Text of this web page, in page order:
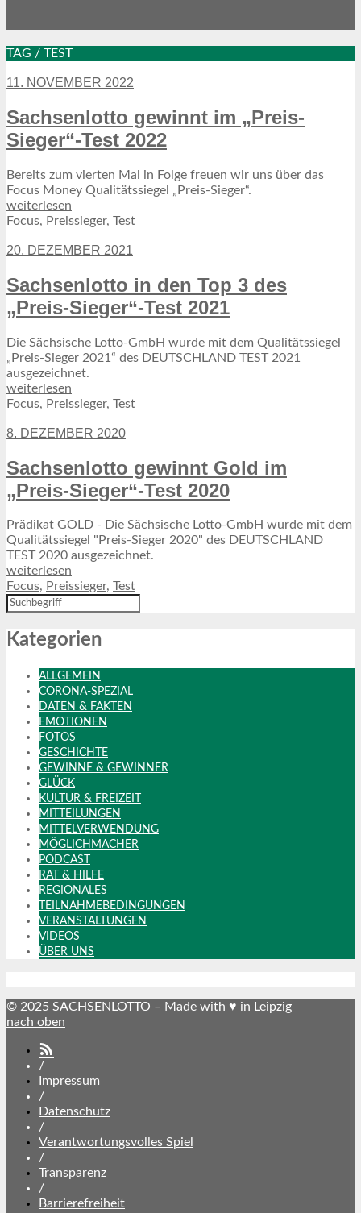
TAG / TEST
11. NOVEMBER 2022
Sachsenlotto gewinnt im „Preis-
Sieger“-Test 2022
Bereits zum vierten Mal in Folge freuen wir uns über das
Focus Money Qualitätssiegel „Preis-Sieger“.
weiterlesen
Focus, Preissieger, Test
20. DEZEMBER 2021
Sachsenlotto in den Top 3 des
„Preis-Sieger“-Test 2021
Die Sächsische Lotto-GmbH wurde mit dem Qualitätssiegel
„Preis-Sieger 2021“ des DEUTSCHLAND TEST 2021
ausgezeichnet.
weiterlesen
Focus, Preissieger, Test
8. DEZEMBER 2020
Sachsenlotto gewinnt Gold im
„Preis-Sieger“-Test 2020
Prädikat GOLD - Die Sächsische Lotto-GmbH wurde mit dem
Qualitätssiegel "Preis-Sieger 2020" des DEUTSCHLAND
TEST 2020 ausgezeichnet.
weiterlesen
Focus, Preissieger, Test
Kategorien
ALLGEMEIN
CORONA-SPEZIAL
DATEN & FAKTEN
EMOTIONEN
FOTOS
GESCHICHTE
GEWINNE & GEWINNER
GLÜCK
KULTUR & FREIZEIT
MITTEILUNGEN
MITTELVERWENDUNG
MÖGLICHMACHER
PODCAST
RAT & HILFE
REGIONALES
TEILNAHMEBEDINGUNGEN
VERANSTALTUNGEN
VIDEOS
ÜBER UNS
© 2025 SACHSENLOTTO – Made with ♥ in Leipzig
nach oben
/
Impressum
/
Datenschutz
/
Verantwortungsvolles Spiel
/
Transparenz
/
Barrierefreiheit